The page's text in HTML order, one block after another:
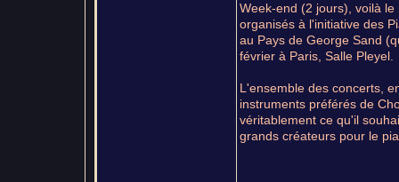
Week-end (2 jours), voilà
organisés à l'initiative des
au Pays de George Sand
février à Paris, Salle Pleyel.
L'ensemble des concerts,
instruments préférés de
véritablement ce qu'il
grands créateurs pour le